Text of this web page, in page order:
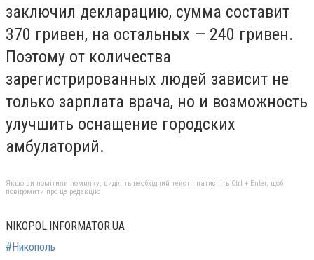
заключил декларацию, сумма составит
370 гривен, на остальных — 240 гривен.
Поэтому от количества
зарегистрированных людей зависит не
только зарплата врача, но и возможность
улучшить оснащение городских
амбулаторий.
Якщо ви помітили помилку, виділіть необхідний текст і натисніть Ctrl + Enter, щоб
повідомити про це редакцію
NIKOPOL.INFORMATOR.UA
#Никополь